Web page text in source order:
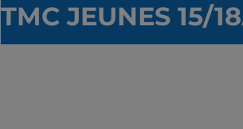
TMC JEUNES 15/